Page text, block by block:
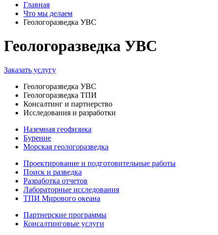
Главная
Что мы делаем
Геологоразведка УВС
Геологоразведка УВС
Заказать услугу
Геологоразведка УВС
Геологоразведка ТПИ
Консалтинг и партнерство
Исследования и разработки
Наземная геофизика
Бурение
Морская геологоразведка
Проектирование и подготовительные работы
Поиск и разведка
Разработка отчетов
Лабораторные исследования
ТПИ Мирового океана
Партнерские программы
Консалтинговые услуги